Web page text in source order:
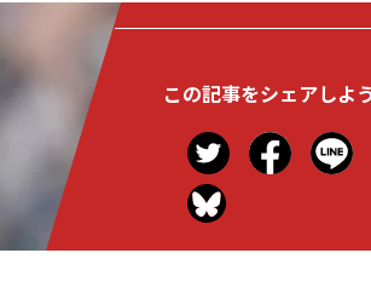
この記事をシェアしよう